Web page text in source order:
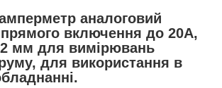
аналоговий
прямого включення до 20А,
мм для вимірювань
для використання в